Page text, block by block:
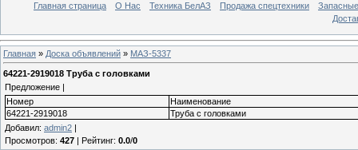
Главная страница О Нас Техника БелАЗ Продажа спецтехники
Главная » Доска объявлений » МАЗ-5337
64221-2919018 Труба с головками
Предложение |
Номер
Наименование
64221-2919018
Труба с головками
Добавил: admin2 |
Просмотров: 427 | Рейтинг: 0.0/0